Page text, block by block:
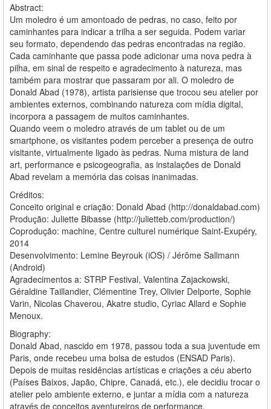
Abstract:
Um moledro é um amontoado de pedras, no caso, feito por
caminhantes para indicar a trilha a ser seguida. Podem variar
seu formato, dependendo das pedras encontradas na região.
Cada caminhante que passa pode adicionar uma nova pedra à
pilha, em sinal de respeito e agradecimento à natureza, mas
também para mostrar que passaram por ali. O moledro de
Donald Abad (1978), artista parisiense que trocou seu atelier por
ambientes externos, combinando natureza com mídia digital,
incorpora a passagem de muitos caminhantes.
Quando veem o moledro através de um tablet ou de um
smartphone, os visitantes podem perceber a presença de outro
visitante, virtualmente ligado às pedras. Numa mistura de land
art, performance e psicogeografia, as instalações de Donald
Abad revelam a memória das coisas inanimadas.
Créditos:
Conceito original e criação: Donald Abad (http://donaldabad.com)
Produção: Juliette Bibasse (http://julietteb.com/production/)
Coprodução: machine, Centre culturel numérique Saint-Exupéry,
2014
Desenvolvimento: Lemine Beyrouk (iOS) / Jérôme Sallmann
(Android)
Agradecimentos a: STRP Festival, Valentina Zajackowski,
Géraldine Taillandier, Clémentine Trey, Olivier Delporte, Sophie
Varin, Nicolas Chaverou, Akatre studio, Cyriac Allard e Sophie
Menoux.
Biography:
Donald Abad, nascido em 1978, passou toda a sua juventude em
Paris, onde recebeu uma bolsa de estudos (ENSAD Paris).
Depois de muitas residências artísticas e criações a céu aberto
(Países Baixos, Japão, Chipre, Canadá, etc.), ele decidiu trocar o
atelier pelo ambiente externo, e juntar a mídia com a natureza
através de conceitos aventureiros de performance.